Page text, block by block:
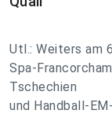
Utl.: Weiters am
Spa-
Tschechien
und Handball-